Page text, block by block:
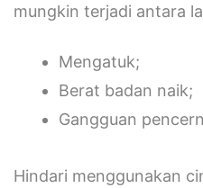
mungkin terjadi antara
Mengatuk;
Berat badan naik;
Gangguan
Hindari menggunakan